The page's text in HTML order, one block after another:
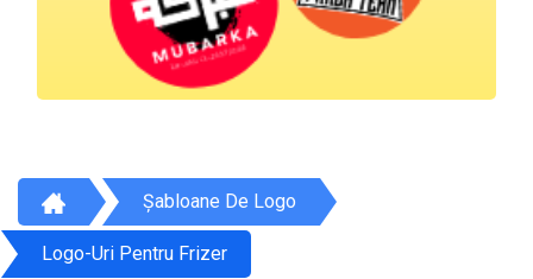
Șabloane De Logo
Logo-Uri Pentru Frizer